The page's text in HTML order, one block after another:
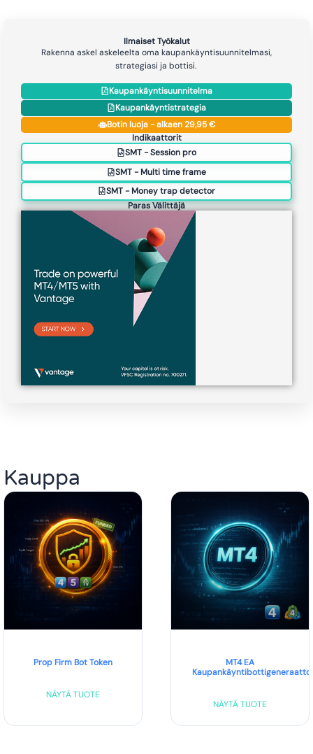
Ilmaiset Työkalut
Rakenna askel askeleelta oma kaupankäyntisuunnitelmasi,
strategiasi ja bottisi.
Kaupankäyntisuunnitelma
Kaupankäyntistrategia
Botin luoja - alkaen 29,95 €
Indikaattorit
SMT - Session pro
SMT - Multi time frame
SMT - Money trap detector
Paras Välittäjä
Kauppa
Prop Firm Bot Token
NÄYTÄ TUOTE
MT4 EA
NÄYTÄ TUOTE